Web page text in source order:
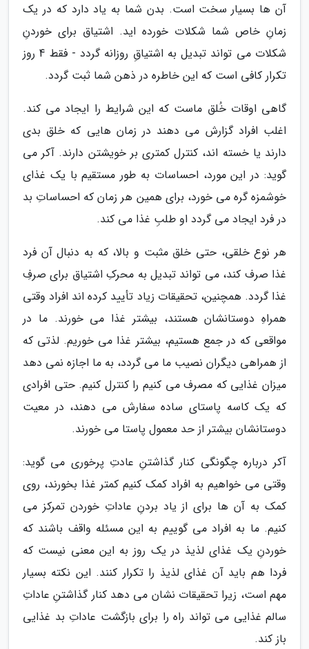
آن ها بسیار سخت است. بدن شما به یاد دارد که در یک
زمانِ خاص شما شکلات خورده اید. اشتیاق برای خوردنِ
شکلات می تواند تبدیل به اشتیاقِ روزانه گردد - فقط 4 روز
تکرار کافی است که این خاطره در ذهن شما ثبت گردد.
گاهی اوقات خُلق ماست که این شرایط را ایجاد می کند.
اغلب افراد گزارش می دهند در زمان هایی که خلق بدی
دارند یا خسته اند، کنترل کمتری بر خویشتن دارند. آکر می
گوید: در این مورد، احساسات به طور مستقیم با یک غذای
خوشمزه گره می خورد، برای همین هر زمان که احساساتِ بد
در فرد ایجاد می گردد او طلبِ غذا می کند.
هر نوع خلقی، حتی خلق مثبت و بالا، که به دنبال آن فرد
غذا صرف کند، می تواند تبدیل به محرکِ اشتیاق برای صرفِ
غذا گردد. همچنین، تحقیقات زیاد تأیید کرده اند افراد وقتی
همراهِ دوستانشان هستند، بیشتر غذا می خورند. ما در
مواقعی که در جمع هستیم، بیشتر غذا می خوریم. لذتی که
از همراهی دیگران نصیب ما می گردد، به ما اجازه نمی دهد
میزان غذایی که مصرف می کنیم را کنترل کنیم. حتی افرادی
که یک کاسه پاستای ساده سفارش می دهند، در معیت
دوستانشان بیشتر از حد معمول پاستا می خورند.
آکر درباره چگونگی کنار گذاشتنِ عادتِ پرخوری می گوید:
وقتی می خواهیم به افراد کمک کنیم کمتر غذا بخورند، روی
کمک به آن ها برای از یاد بردنِ عاداتِ خوردن تمرکز می
کنیم. ما به افراد می گوییم به این مسئله واقف باشند که
خوردنِ یک غذای لذیذ در یک روز به این معنی نیست که
فردا هم باید آن غذای لذیذ را تکرار کنند. این نکته بسیار
مهم است، زیرا تحقیقات نشان می دهد کنار گذاشتنِ عاداتِ
سالم غذایی می تواند راه را برای بازگشت عاداتِ بد غذایی
باز کند.